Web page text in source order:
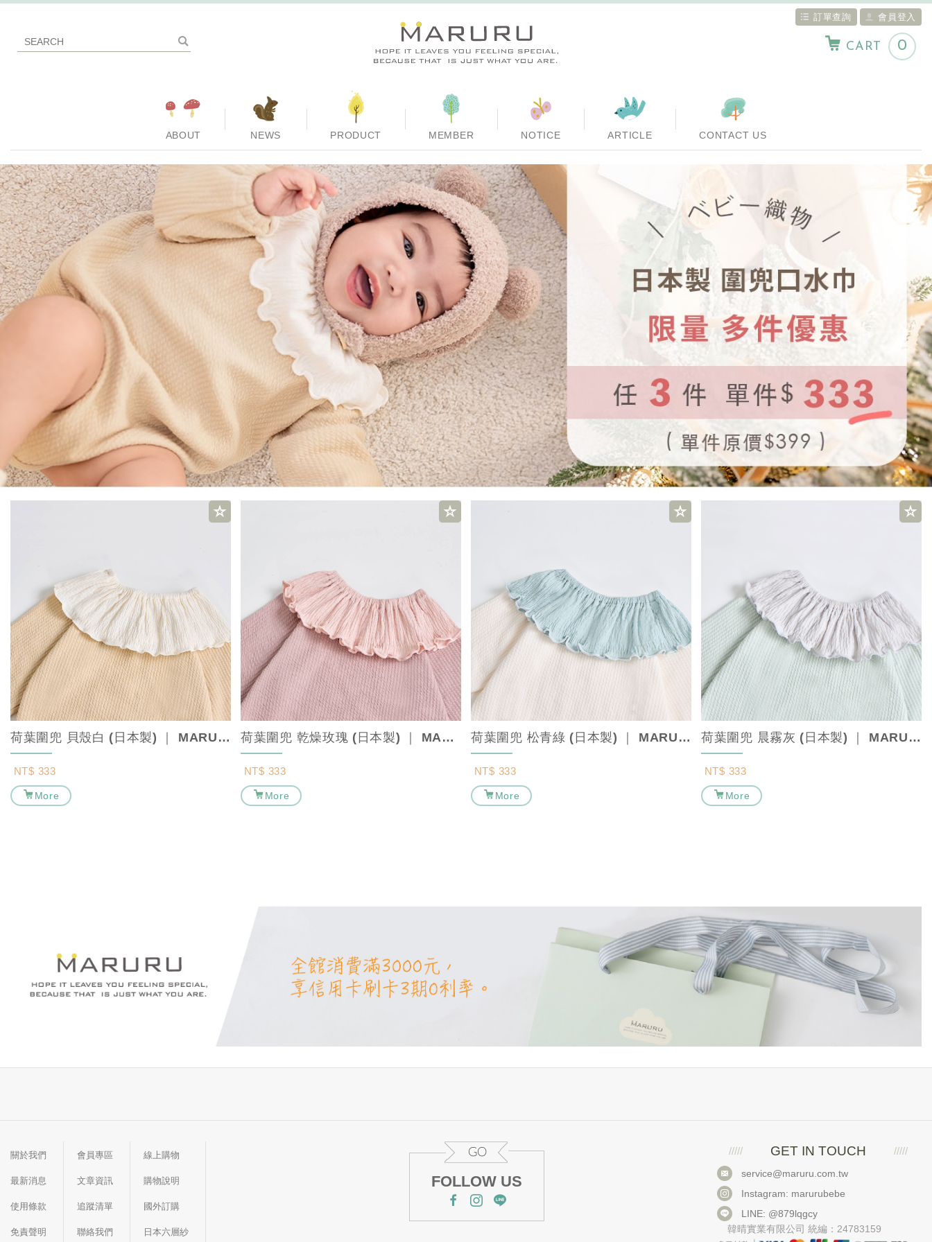
訂單查詢 會員登入
CART 0
ABOUT NEWS PRODUCT MEMBER NOTICE ARTICLE CONTACT US
荷葉圍兜 貝殼白 (日本製) ｜ MARURU【口水巾/寶寶圍兜/造型圍兜】...
NT$ 333
More
荷葉圍兜 乾燥玫瑰 (日本製) ｜ MARURU【口水巾/寶寶圍兜/造型圍兜...
NT$ 333
More
荷葉圍兜 松青綠 (日本製) ｜ MARURU【口水巾/寶寶圍兜/造型圍兜】...
NT$ 333
More
荷葉圍兜 晨霧灰 (日本製) ｜ MARURU【口水巾/寶寶圍兜/造型圍兜】...
NT$ 333
More
關於我們
最新消息
使用條款
免責聲明
會員專區
文章資訊
追蹤清單
聯絡我們
線上購物
購物說明
國外訂購
日本六層紗
GET IN TOUCH
service@maruru.com.tw
Instagram: marurubebe
LINE: @879lqgcy
韓晴實業有限公司 統編：24783159